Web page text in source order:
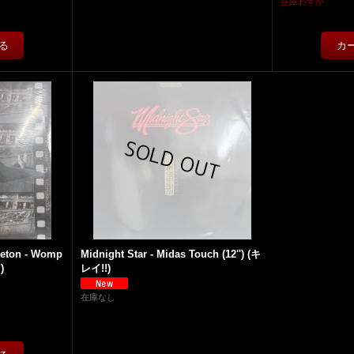
- Womp
Midnight Star - Midas Touch (12'') (キ
レイ!!)
在庫なし